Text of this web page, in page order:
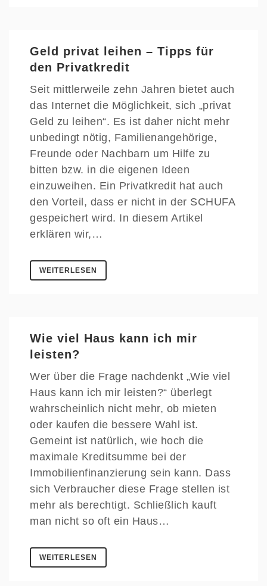
Geld privat leihen – Tipps für
den Privatkredit
Seit mittlerweile zehn Jahren bietet auch
das Internet die Möglichkeit, sich „privat
Geld zu leihen“. Es ist daher nicht mehr
unbedingt nötig, Familienangehörige,
Freunde oder Nachbarn um Hilfe zu
bitten bzw. in die eigenen Ideen
einzuweihen. Ein Privatkredit hat auch
den Vorteil, dass er nicht in der SCHUFA
gespeichert wird. In diesem Artikel
erklären wir,…
WEITERLESEN
Wie viel Haus kann ich mir
leisten?
Wer über die Frage nachdenkt „Wie viel
Haus kann ich mir leisten?“ überlegt
wahrscheinlich nicht mehr, ob mieten
oder kaufen die bessere Wahl ist.
Gemeint ist natürlich, wie hoch die
maximale Kreditsumme bei der
Immobilienfinanzierung sein kann. Dass
sich Verbraucher diese Frage stellen ist
mehr als berechtigt. Schließlich kauft
man nicht so oft ein Haus…
WEITERLESEN